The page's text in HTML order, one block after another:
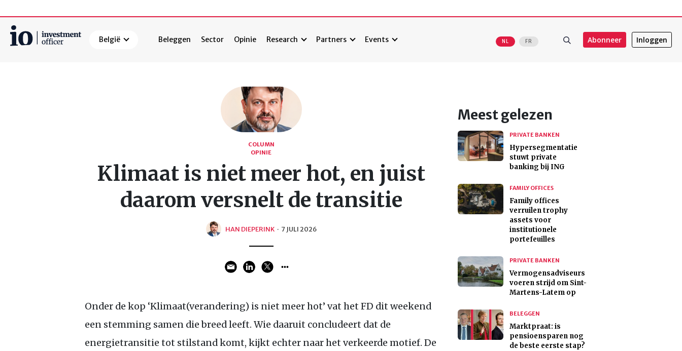
België Beleggen Sector Opinie Research Partners Events NL FR Abonneer Inloggen
COLUMN
OPINIE
Klimaat is niet meer hot, en juist
daarom versnelt de transitie
HAN DIEPERINK · 7 JULI 2026
Onder de kop ‘Klimaat(verandering) is niet meer hot’ vat het FD dit weekend
een stemming samen die breed leeft. Wie daaruit concludeert dat de
energietransitie tot stilstand komt, kijkt echter naar het verkeerde motief. De
Meest gelezen
PRIVATE BANKEN
Hypersegmentatie
stuwt private
banking bij ING
FAMILY OFFICES
Family offices
verruilen trophy
assets voor
institutionele
portefeuilles
PRIVATE BANKEN
Vermogensadviseurs
voeren strijd om Sint-
Martens-Latem op
BELEGGEN
Marktpraat: is
pensioensparen nog
de beste eerste stap?